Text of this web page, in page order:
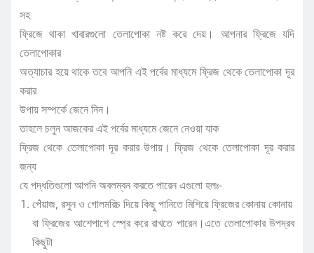
সহ
ফ্রিজে থাকা খাবারগুলো তেলাপোকা নষ্ট করে দেয়। আপনার ফ্রিজে যদি
তেলাপোকার
অত্যাচার হয়ে থাকে তবে আপনি এই পর্বের মাধ্যমে ফ্রিজ থেকে তেলাপোকা দূর
করার
উপায় সম্পর্কে জেনে নিন।
তাহলে চলুন আজকের এই পর্বের মাধ্যমে জেনে নেওয়া যাক
ফ্রিজ থেকে তেলাপোকা দূর করার উপায়। ফ্রিজ থেকে তেলাপোকা দূর করার
জন্য
যে পদ্ধতিগুলো আপনি অবলম্বন করতে পারেন এগুলো হলঃ-
পেঁয়াজ, রসুন ও গোলমরিচ দিয়ে কিছু পানিতে মিশিয়ে ফ্রিজের কোনায় কোনায়
বা ফ্রিজের আশেপাশে স্প্রে করে রাখতে পারেন।এতে তেলাপোকার উপদ্রব
কিছুটা